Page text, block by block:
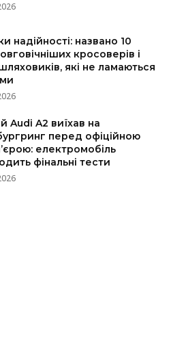
надійності: названо 10
кросоверів і
які не ламаються
Audi A2 виїхав на
перед офіційною
електромобіль
фінальні тести